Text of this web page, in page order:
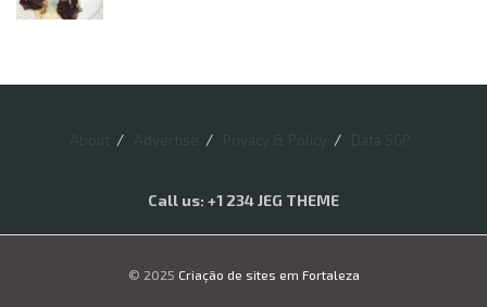
Call us: +1 234 JEG THEME
© 2025 Criação de sites em Fortaleza